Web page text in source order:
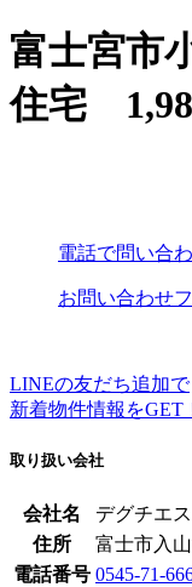
富士宮市
住宅
電話で問い合
お問い合わせ
LINEの友だち追加で
新着物件情報をGET
取り扱い会社
会社名 デグチエ
住所
富士市入山
電話番号 0545-71-